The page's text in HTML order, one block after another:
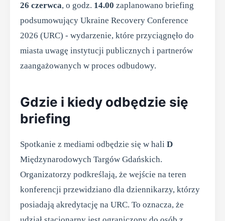
26 czerwca, o godz. 14.00 zaplanowano briefing
podsumowujący Ukraine Recovery Conference
2026 (URC) - wydarzenie, które przyciągnęło do
miasta uwagę instytucji publicznych i partnerów
zaangażowanych w proces odbudowy.
Gdzie i kiedy odbędzie się
briefing
Spotkanie z mediami odbędzie się w hali D
Międzynarodowych Targów Gdańskich.
Organizatorzy podkreślają, że wejście na teren
konferencji przewidziano dla dziennikarzy, którzy
posiadają akredytację na URC. To oznacza, że